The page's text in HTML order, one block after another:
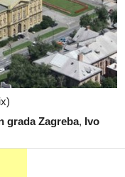
grada Zagreba, Ivo